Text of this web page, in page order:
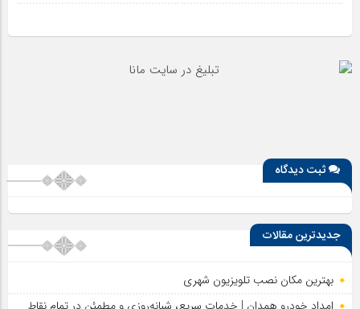
ثبت دیدگاه
جدیدترین مقالات
بهترین مکان نصب تلویزیون شهری